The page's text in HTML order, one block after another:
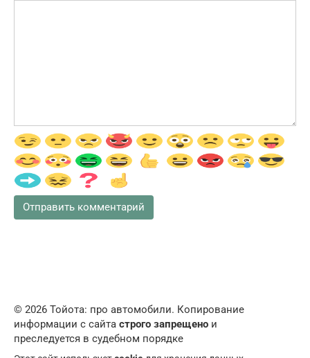
© 2026 Тойота: про автомобили. Копирование
информации с сайта строго запрещено и
преследуется в судебном порядке